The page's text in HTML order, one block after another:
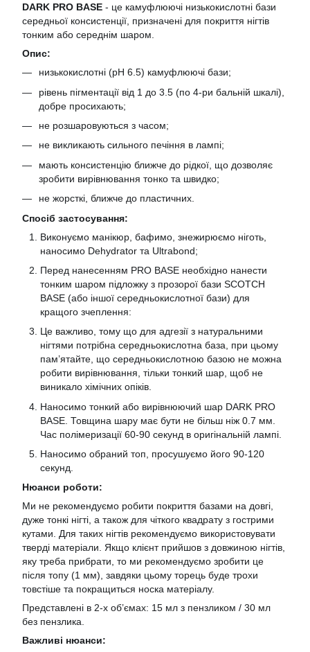
DARK PRO BASE - це камуфлюючі низькокислотні бази
середньої консистенції, призначені для покриття нігтів
тонким або середнім шаром.
Опис:
низькокислотні (pH 6.5) камуфлюючі бази;
рівень пігментації від 1 до 3.5 (по 4-ри бальній шкалі),
добре просихають;
не розшаровуються з часом;
не викликають сильного печіння в лампі;
мають консистенцію ближче до рідкої, що дозволяє
зробити вирівнювання тонко та швидко;
не жорсткі, ближче до пластичних.
Спосіб застосування:
Виконуємо манікюр, бафимо, знежирюємо ніготь,
наносимо Dehydrator та Ultrabond;
Перед нанесенням PRO BASE необхідно нанести
тонким шаром підложку з прозорої бази SCOTCH
BASE (або іншої середньокислотної бази) для
кращого зчеплення:
Це важливо, тому що для адгезії з натуральними
нігтями потрібна середньокислотна база, при цьому
пам’ятайте, що середньокислотною базою не можна
робити вирівнювання, тільки тонкий шар, щоб не
виникало хімічних опіків.
Наносимо тонкий або вирівнюючий шар DARK PRO
BASE. Товщина шару має бути не більш ніж 0.7 мм.
Час полімеризації 60-90 секунд в оригінальній лампі.
Наносимо обраний топ, просушуємо його 90-120
секунд.
Нюанси роботи:
Ми не рекомендуємо робити покриття базами на довгі,
дуже тонкі нігті, а також для чіткого квадрату з гострими
кутами. Для таких нігтів рекомендуємо використовувати
тверді матеріали. Якщо клієнт прийшов з довжиною нігтів,
яку треба прибрати, то ми рекомендуємо зробити це
після топу (1 мм), завдяки цьому торець буде трохи
товстіше та покращиться носка матеріалу.
Представлені в 2-х об’ємах: 15 мл з пензликом / 30 мл
без пензлика.
Важливі нюанси: